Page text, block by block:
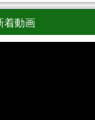
着動画